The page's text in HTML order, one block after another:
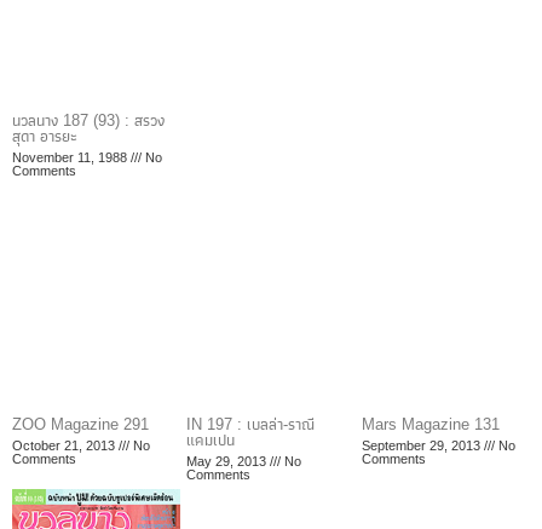
นวลนาง 187 (93) : สรวง
สุดา อารยะ
November 11, 1988
No
Comments
ZOO Magazine 291
October 21, 2013
No
Comments
IN 197 : เบลล่า-ราณี
แคมเปน
May 29, 2013
No
Comments
Mars Magazine 131
September 29, 2013
No
Comments